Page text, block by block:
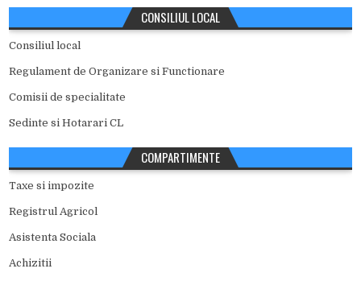
CONSILIUL LOCAL
Consiliul local
Regulament de Organizare si Functionare
Comisii de specialitate
Sedinte si Hotarari CL
COMPARTIMENTE
Taxe si impozite
Registrul Agricol
Asistenta Sociala
Achizitii